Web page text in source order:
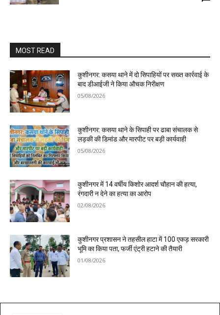
MOST READ
कुशीनगर: कसया थाने में दो सिपाहियों पर सख्त कार्रवाई के
बाद डीआईजी ने किया औचक निरीक्षण
05/08/2026
कुशीनगर: कसया थाने के सिपाही पर ढाबा संचालक से
लड़की की डिमांड और मारपीट पर बड़ी कार्यवाही
05/08/2026
कुशीनगर में 14 वर्षीय किशोर आदर्श चौहान की हत्या,
रंगदारी न देने का हत्या का आरोप
02/08/2026
कुशीनगर प्रशासन ने तहसील हाटा में 100 एकड़ सरकारी
भूमि का किया पता, फर्जी एंट्री हटाने की तैयारी
01/08/2026